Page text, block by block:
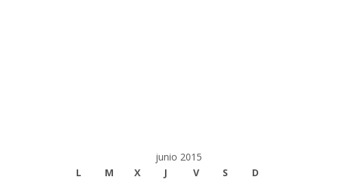
junio 2015
L
M X J V S
D